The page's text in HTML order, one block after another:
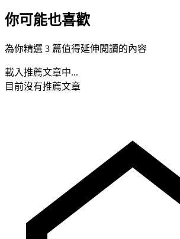
你可能也喜歡
為你精選 3 篇值得延伸閱讀的內容
載入推薦文章中...
目前沒有推薦文章